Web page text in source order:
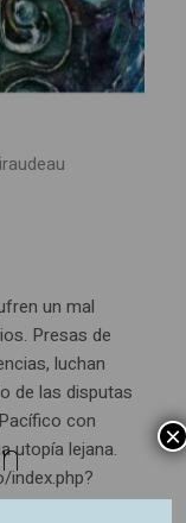
un mal
Presas de
luchan
de las disputas
con
utopía lejana.
index.php?
×